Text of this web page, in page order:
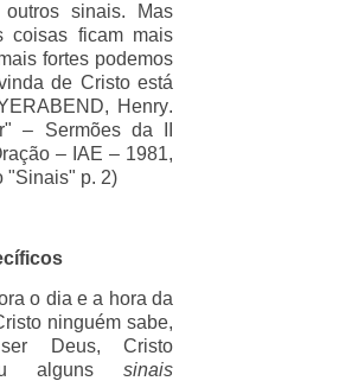
outros sinais. Mas
coisas ficam mais
fortes podemos
de Cristo está
Henry.
– Sermões da II
– IAE – 1981,
"Sinais" p. 2)
o dia e a hora da
ninguém sabe,
Deus, Cristo
alguns sinais